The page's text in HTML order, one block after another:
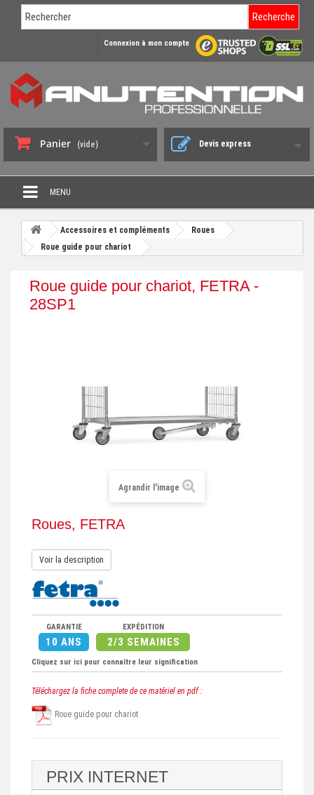
Recherche
Connexion à mon compte
Panier (vide) Devis express
MENU
PROMO DÉSTOCKAGE
CHARIOT DE MANUTENTION
BENNE BASCULANTE
TRANSPALETTE ET PALETTAGE
GERBEUR ET CRIC INDUSTRIEL
ACCESSOIRES ET COMPLÉMENTS
Accessoires et compléments
Roues
Roue guide pour chariot
Roue guide pour chariot, FETRA -
28SP1
Agrandir l'image
Roues, FETRA
Voir la description
GARANTIE
10 ANS
EXPÉDITION
2/3 SEMAINES
Cliquez sur ici pour connaître leur signification
Téléchargez la fiche complete de ce matériel en pdf :
Roue guide pour chariot
PRIX INTERNET